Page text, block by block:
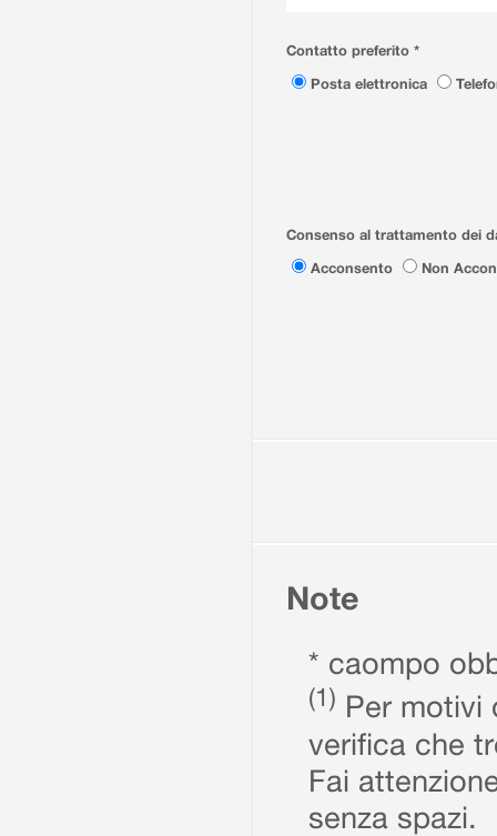
Contatto preferito *
Posta elettronica
Consenso al trattamento dei
Acconsento
Non
Note
* caompo
(1) Per motivi
verifica che
Fai
senza spazi.